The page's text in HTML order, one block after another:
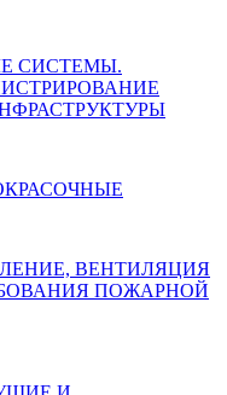
СИСТЕМЫ.
ВЕНТИЛЯЦИЯ
ПОЖАРНОЙ